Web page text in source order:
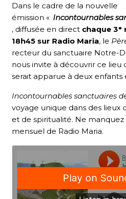
Dans le cadre de la nouvelle
émission « Incontournables
, diffusée en direct chaque 3ᵉ
18h45 sur Radio Maria, le
recteur du sanctuaire Notre-
nous invite à découvrir ce lieu
serait apparue à deux enfants
Incontournables sanctuaires
voyage unique dans des lieux
et de spiritualité. Ne
mensuel de Radio Maria.